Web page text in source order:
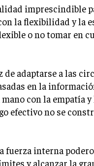
imprescindible
la flexibilidad y la
o no tomar en
adaptarse a las
en la
con la empatía
efectivo no se
fuerza interna
y alcanzar la